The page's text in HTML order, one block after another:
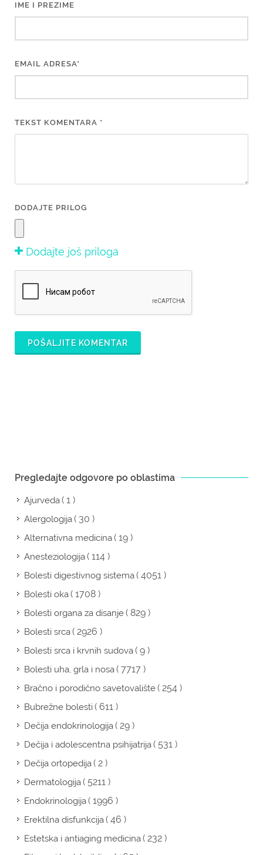
IME I PREZIME
EMAIL ADRESA*
TEKST KOMENTARA *
DODAJTE PRILOG
Dodajte još priloga
POŠALJITE KOMENTAR
Pregledajte odgovore po oblastima
Ajurveda( 1 )
Alergologija( 30 )
Alternativna medicina( 19 )
Anesteziologija( 114 )
Bolesti digestivnog sistema( 4051 )
Bolesti oka( 1708 )
Bolesti organa za disanje( 829 )
Bolesti srca( 2926 )
Bolesti srca i krvnih sudova( 9 )
Bolesti uha, grla i nosa( 7717 )
Bračno i porodično savetovalište( 254 )
Bubrežne bolesti( 611 )
Dečija endokrinologija( 29 )
Dečija i adolescentna psihijatrija( 531 )
Dečija ortopedija( 2 )
Dermatologija( 5211 )
Endokrinologija( 1996 )
Erektilna disfunkcija( 46 )
Estetska i antiaging medicina( 232 )